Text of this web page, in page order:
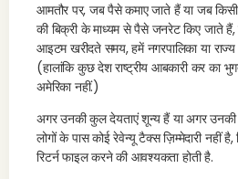
आमतौर पर, जब पैसे कमाए जाते हैं या जब
की बिक्री के माध्यम से पैसे जनरेट किए जाते हैं,
आइटम खरीदते समय, हमें नगरपालिका या राज्य
(हालांकि कुछ देश राष्ट्रीय आबकारी कर का
अमेरिका नहीं.)
अगर उनकी कुल देयताएं शून्य हैं या अगर
लोगों के पास कोई रेवेन्यू टैक्स ज़िम्मेदारी नहीं
रिटर्न फाइल करने की आवश्यकता होती है.